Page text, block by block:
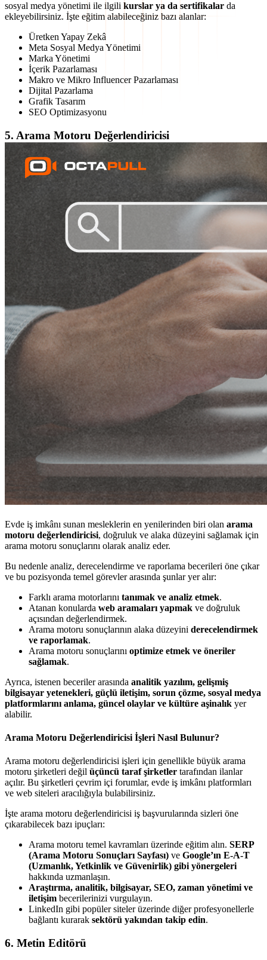
sosyal medya yönetimi ile ilgili kurslar ya da sertifikalar da
ekleyebilirsiniz. İşte eğitim alabileceğiniz bazı alanlar:
Üretken Yapay Zekâ
Meta Sosyal Medya Yönetimi
Marka Yönetimi
İçerik Pazarlaması
Makro ve Mikro Influencer Pazarlaması
Dijital Pazarlama
Grafik Tasarım
SEO Optimizasyonu
5. Arama Motoru Değerlendiricisi
Evde iş imkânı sunan mesleklerin en yenilerinden biri olan arama
motoru değerlendiricisi, doğruluk ve alaka düzeyini sağlamak için
arama motoru sonuçlarını olarak analiz eder.
Bu nedenle analiz, derecelendirme ve raporlama becerileri öne çıkar
ve bu pozisyonda temel görevler arasında şunlar yer alır:
Farklı arama motorlarını tanımak ve analiz etmek.
Atanan konularda web aramaları yapmak ve doğruluk
açısından değerlendirmek.
Arama motoru sonuçlarının alaka düzeyini derecelendirmek
ve raporlamak.
Arama motoru sonuçlarını optimize etmek ve öneriler
sağlamak.
Ayrıca, istenen beceriler arasında analitik yazılım, gelişmiş
bilgisayar yetenekleri, güçlü iletişim, sorun çözme, sosyal medya
platformlarını anlama, güncel olaylar ve kültüre aşinalık yer
alabilir.
Arama Motoru Değerlendiricisi İşleri Nasıl Bulunur?
Arama motoru değerlendiricisi işleri için genellikle büyük arama
motoru şirketleri değil üçüncü taraf şirketler tarafından ilanlar
açılır. Bu şirketleri çevrim içi forumlar, evde iş imkânı platformları
ve web siteleri aracılığıyla bulabilirsiniz.
İşte arama motoru değerlendiricisi iş başvurularında sizleri öne
çıkarabilecek bazı ipuçları:
Arama motoru temel kavramları üzerinde eğitim alın. SERP
(Arama Motoru Sonuçları Sayfası) ve Google’ın E-A-T
(Uzmanlık, Yetkinlik ve Güvenirlik) gibi yönergeleri
hakkında uzmanlaşın.
Araştırma, analitik, bilgisayar, SEO, zaman yönetimi ve
iletişim becerilerinizi vurgulayın.
LinkedIn gibi popüler siteler üzerinde diğer profesyonellerle
bağlantı kurarak sektörü yakından takip edin.
6. Metin Editörü